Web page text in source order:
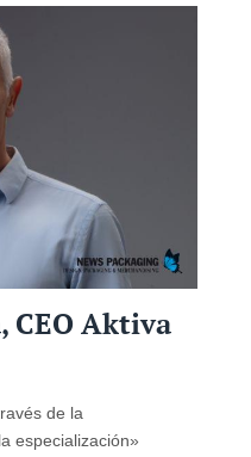
CEO Aktiva
de la
especialización»